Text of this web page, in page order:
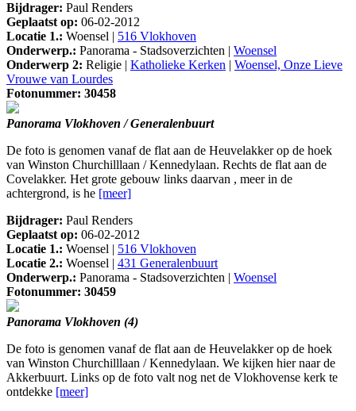
Bijdrager: Paul Renders
Geplaatst op: 06-02-2012
Locatie 1.: Woensel | 516 Vlokhoven
Onderwerp.: Panorama - Stadsoverzichten | Woensel
Onderwerp 2: Religie | Katholieke Kerken | Woensel, Onze Lieve
Vrouwe van Lourdes
Fotonummer: 30458
Panorama Vlokhoven / Generalenbuurt
De foto is genomen vanaf de flat aan de Heuvelakker op de hoek
van Winston Churchilllaan / Kennedylaan. Rechts de flat aan de
Covelakker. Het grote gebouw links daarvan , meer in de
achtergrond, is he [meer]
Bijdrager: Paul Renders
Geplaatst op: 06-02-2012
Locatie 1.: Woensel | 516 Vlokhoven
Locatie 2.: Woensel | 431 Generalenbuurt
Onderwerp.: Panorama - Stadsoverzichten | Woensel
Fotonummer: 30459
Panorama Vlokhoven (4)
De foto is genomen vanaf de flat aan de Heuvelakker op de hoek
van Winston Churchilllaan / Kennedylaan. We kijken hier naar de
Akkerbuurt. Links op de foto valt nog net de Vlokhovense kerk te
ontdekke [meer]